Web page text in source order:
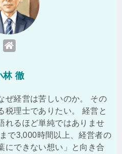
林 徹
ぜ経営は苦しいのか。 その
税理士でありたい。 経営と
れるほど単純ではありませ
で3,000時間以上、経営者の
にできない想い」と向き合